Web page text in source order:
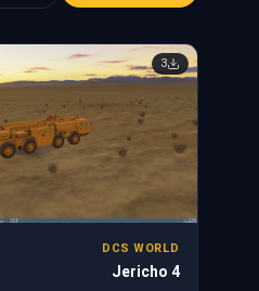
3
DCS WORLD
Jericho 4